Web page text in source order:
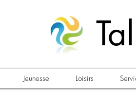
Jeunesse Loisirs